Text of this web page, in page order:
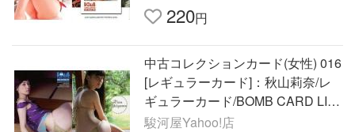
220円
中古コレクションカード(女性) 016
[レギュラーカード]：秋山莉奈/レ
ギュラーカード/BOMB CARD LIMI
TED 秋山莉奈
駿河屋Yahoo!店